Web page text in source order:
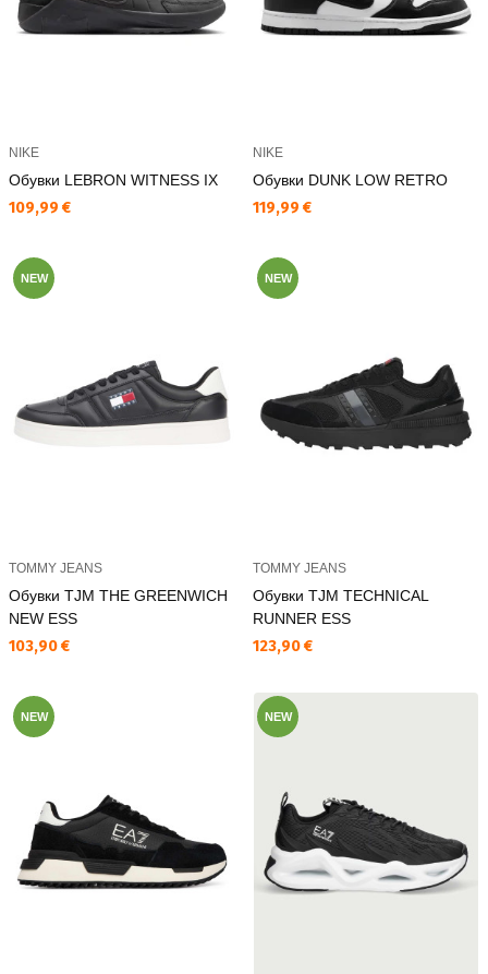
NIKE
Обувки LEBRON WITNESS IX
Текуща цена:
109,99 €
NIKE
Обувки DUNK LOW RETRO
Текуща цена:
119,99 €
NEW
TOMMY JEANS
Обувки TJM THE GREENWICH
NEW ESS
Текуща цена:
103,90 €
NEW
TOMMY JEANS
Обувки TJM TECHNICAL
RUNNER ESS
Текуща цена:
123,90 €
NEW NEW